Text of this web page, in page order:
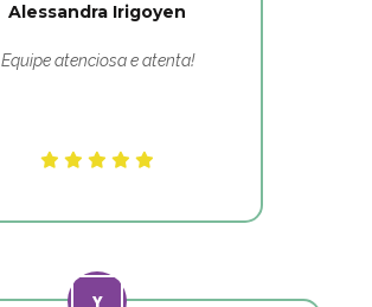
Alessandra Irigoyen
Equipe atenciosa e atenta!